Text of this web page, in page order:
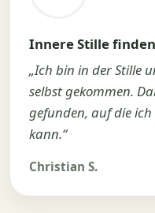
Innere Stille finden
„Ich bin in der Stille
selbst gekommen.
gefunden, auf die
kann.“
Christian S.